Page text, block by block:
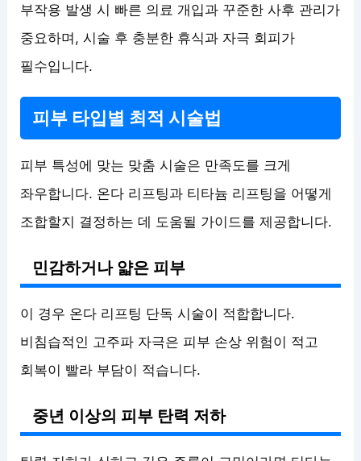
부작용 발생 시 빠른 의료 개입과 꾸준한 사후 관리가
중요하며, 시술 후 충분한 휴식과 자극 회피가
필수입니다.
피부 타입별 최적 시술법
피부 특성에 맞는 맞춤 시술은 만족도를 크게
좌우합니다. 온다 리프팅과 티타늄 리프팅을 어떻게
조합할지 결정하는 데 도움될 가이드를 제공합니다.
민감하거나 얇은 피부
이 경우 온다 리프팅 단독 시술이 적합합니다.
비침습적인 고주파 자극은 피부 손상 위험이 적고
회복이 빨라 부담이 적습니다.
중년 이상의 피부 탄력 저하